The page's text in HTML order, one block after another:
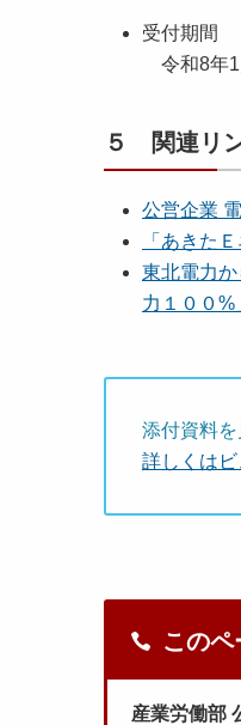
受付期間
令和8年1
５ 関連リ
公営企業
「あきた
東北電力
力１００%
添付資料を
詳しくはビ
この
産業労働部